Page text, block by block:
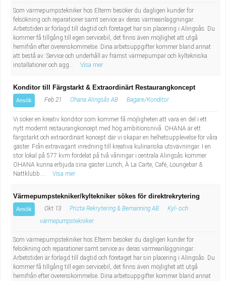
Som värmepumpstekniker hos Elterm besöker du dagligen kunder för
felsökning och reparationer samt service av deras värmeanläggningar.
Arbetstiden är förlagd till dagtid och företaget har sin placering i Alingsås. Du
kommer få tillgång till egen servicebil, det finns även möjlighet att utgå
hemifrån efter överenskommelse. Dina arbetsuppgifter kommer bland annat
att bestå av: Service och underhåll av främst värmepumpar och kyltekniska
installationer och agg...
Visa mer
Konditor till Färgstarkt & Extraordinärt Restaurangkoncept
Ansök Feb 21 Ohana Alingsås AB Bagare/Konditor
Vi söker en kreativ konditor som kommer få möjligheten att vara en del i ett
nytt modernt restaurangkoncept med hög ambitionsnivå. OHANA är ett
färgstarkt och extraordinärt koncept där vi skapar en helhetsupplevelse för våra
gäster. Från extravagant inredning till kreativa kulinariska utsvävningar. I en
stor lokal på 577 kvm fördelat på två våningar i centrala Alingsås kommer
OHANA kunna erbjuda sina gäster Lunch, À La Carte, Café, Loungebar &
Nattklubb....
Visa mer
Värmepumpstekniker/kyltekniker sökes för direktrekrytering
Ansök Okt 13 Prizta Rekrytering & Bemanning AB
Kyl- och
värmepumpstekniker
Som värmepumpstekniker hos Elterm besöker du dagligen kunder för
felsökning och reparationer samt service av deras värmeanläggningar.
Arbetstiden är förlagd till dagtid och företaget har sin placering i Alingsås. Du
kommer få tillgång till egen servicebil, det finns även möjlighet att utgå
hemifrån efter överenskommelse. Dina arbetsuppgifter kommer bland annat